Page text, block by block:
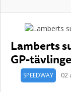
Lamberts
GP-
SPEEDWAY 02